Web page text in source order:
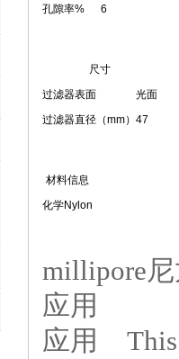
孔隙率%
6
尺寸
过滤器表面
光面
过滤器直径（mm） 47
材料信息
化学Nylon
millipore
应用
应用 This